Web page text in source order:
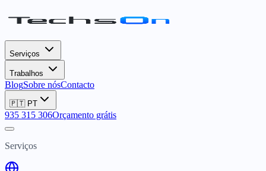
Serviços
Trabalhos
BlogSobre nósContacto
🇵🇹 PT
935 315 306Orçamento grátis
Serviços